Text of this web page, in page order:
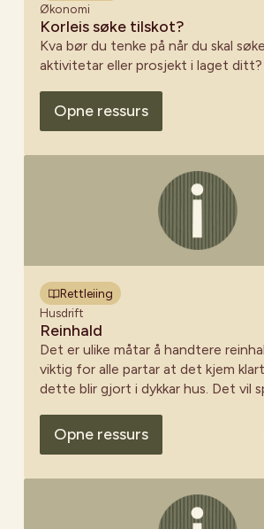
Økonomi
Korleis søke tilskot?
Kva bør du tenke på når du skal
aktivitetar eller prosjekt i laget ditt?
Opne ressurs
Rettleiing
Husdrift
Reinhald
Det er ulike måtar å handtere
viktig for alle partar at det kjem
dette blir gjort i dykkar hus. Det vil
skitne golv og lokale når ein skal til
arrangement. Det er også viktig for
arbeidskrevjande enn nødvendig.
rett og slett å ha ein plan!
Opne ressurs